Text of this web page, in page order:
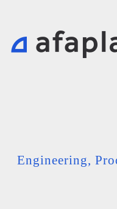
Engineering,